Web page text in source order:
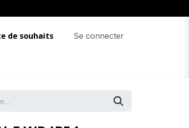
de souhaits Se connecter